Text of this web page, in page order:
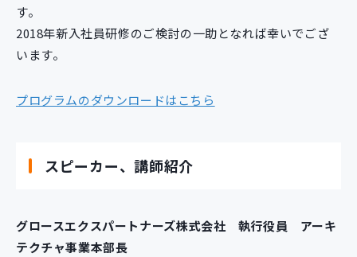
す。
2018年新入社員研修のご検討の一助となれば幸いでござ
います。
プログラムのダウンロードはこちら
スピーカー、講師紹介
グロースエクスパートナーズ株式会社 執行役員 アーキ
テクチャ事業本部長